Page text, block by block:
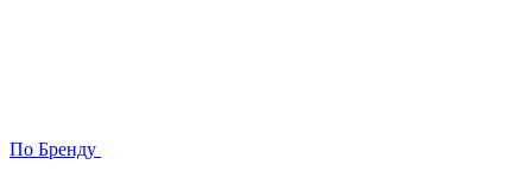
По Бренду